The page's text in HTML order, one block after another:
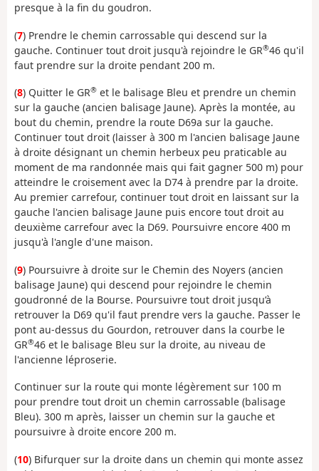
presque à la fin du goudron.
(7) Prendre le chemin carrossable qui descend sur la
gauche. Continuer tout droit jusqu'à rejoindre le GR®46 qu'il
faut prendre sur la droite pendant 200 m.
(8) Quitter le GR® et le balisage Bleu et prendre un chemin
sur la gauche (ancien balisage Jaune). Après la montée, au
bout du chemin, prendre la route D69a sur la gauche.
Continuer tout droit (laisser à 300 m l'ancien balisage Jaune
à droite désignant un chemin herbeux peu praticable au
moment de ma randonnée mais qui fait gagner 500 m) pour
atteindre le croisement avec la D74 à prendre par la droite.
Au premier carrefour, continuer tout droit en laissant sur la
gauche l'ancien balisage Jaune puis encore tout droit au
deuxième carrefour avec la D69. Poursuivre encore 400 m
jusqu'à l'angle d'une maison.
(9) Poursuivre à droite sur le Chemin des Noyers (ancien
balisage Jaune) qui descend pour rejoindre le chemin
goudronné de la Bourse. Poursuivre tout droit jusqu’à
retrouver la D69 qu'il faut prendre vers la gauche. Passer le
pont au-dessus du Gourdon, retrouver dans la courbe le
GR®46 et le balisage Bleu sur la droite, au niveau de
l'ancienne léproserie.
Continuer sur la route qui monte légèrement sur 100 m
pour prendre tout droit un chemin carrossable (balisage
Bleu). 300 m après, laisser un chemin sur la gauche et
poursuivre à droite encore 200 m.
(10) Bifurquer sur la droite dans un chemin qui monte assez